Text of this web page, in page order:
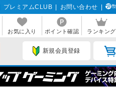
プレミアムCLUB お問い合わせ
お気に入り ポイント確認 ランキング
新規会員登録